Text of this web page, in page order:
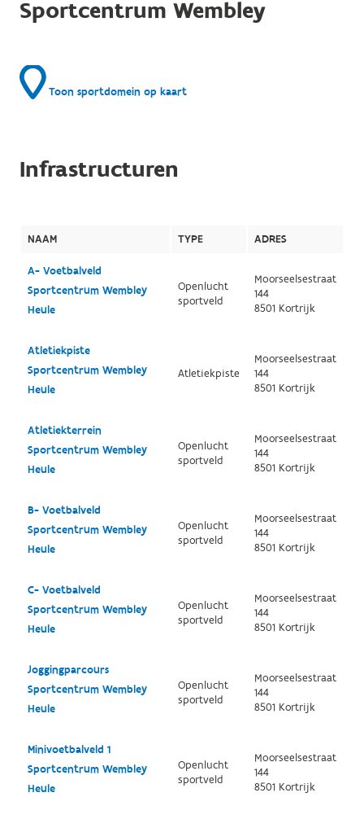
Sportcentrum Wembley
Toon sportdomein op kaart
Infrastructuren
NAAM TYPE ADRES
A- Voetbalveld
Sportcentrum Wembley
Heule
Openlucht
sportveld
Moorseelsestraat
144
8501 Kortrijk
Atletiekpiste
Sportcentrum Wembley
Heule
Atletiekpiste
Moorseelsestraat
144
8501 Kortrijk
Atletiekterrein
Sportcentrum Wembley
Heule
Openlucht
sportveld
Moorseelsestraat
144
8501 Kortrijk
B- Voetbalveld
Sportcentrum Wembley
Heule
Openlucht
sportveld
Moorseelsestraat
144
8501 Kortrijk
C- Voetbalveld
Sportcentrum Wembley
Heule
Openlucht
sportveld
Moorseelsestraat
144
8501 Kortrijk
Joggingparcours
Sportcentrum Wembley
Heule
Openlucht
sportveld
Moorseelsestraat
144
8501 Kortrijk
Minivoetbalveld 1
Sportcentrum Wembley
Heule
Openlucht
sportveld
Moorseelsestraat
144
8501 Kortrijk